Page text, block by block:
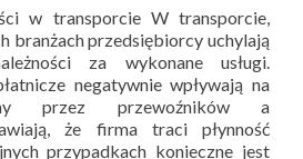
w transporcie W transporcie,
branżach przedsiębiorcy uchylają
za wykonane usługi.
negatywnie wpływają na
przez przewoźników a
że firma traci płynność
przypadkach konieczne jest